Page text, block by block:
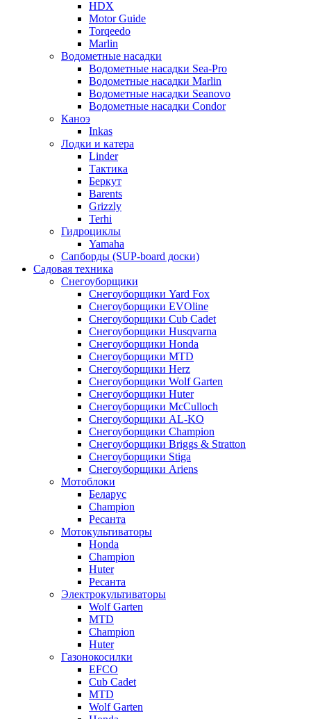
HDX
Motor Guide
Torqeedo
Marlin
Водометные насадки
Водометные насадки Sea-Pro
Водометные насадки Marlin
Водометные насадки Seanovo
Водометные насадки Condor
Каноэ
Inkas
Лодки и катера
Linder
Тактика
Беркут
Barents
Grizzly
Terhi
Гидроциклы
Yamaha
Сапборды (SUP-board доски)
Садовая техника
Снегоуборщики
Снегоуборщики Yard Fox
Снегоуборщики EVOline
Снегоуборщики Cub Cadet
Снегоуборщики Husqvarna
Снегоуборщики Honda
Снегоуборщики MTD
Снегоуборщики Herz
Снегоуборщики Wolf Garten
Снегоуборщики Huter
Снегоуборщики McCulloch
Снегоуборщики AL-KO
Снегоуборщики Champion
Снегоуборщики Briggs & Stratton
Снегоуборщики Stiga
Снегоуборщики Ariens
Мотоблоки
Беларус
Champion
Ресанта
Мотокультиваторы
Honda
Champion
Huter
Ресанта
Электрокультиваторы
Wolf Garten
MTD
Champion
Huter
Газонокосилки
EFCO
Cub Cadet
MTD
Wolf Garten